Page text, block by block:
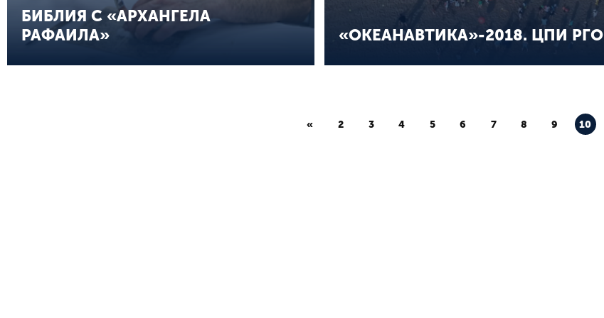
БИБЛИЯ С «АРХАНГЕЛА
РАФАИЛА»
«ОКЕАНАВТИКА»-2018. ЦПИ РГО
« 2 3 4 5 6 7 8 9 10